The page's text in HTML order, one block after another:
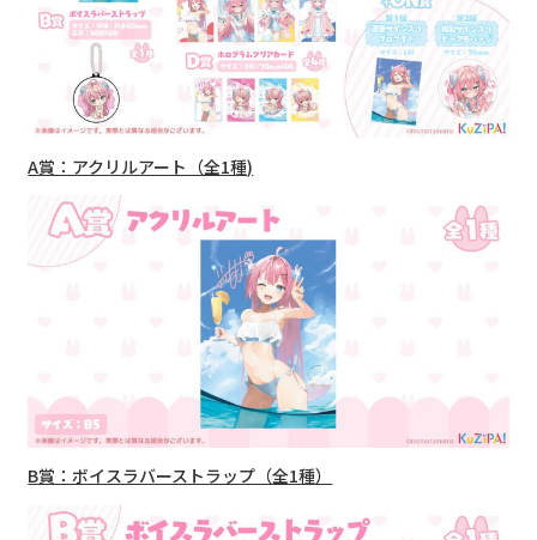
A賞：アクリルアート（全1種)
B賞：ボイスラバーストラップ（全1種）